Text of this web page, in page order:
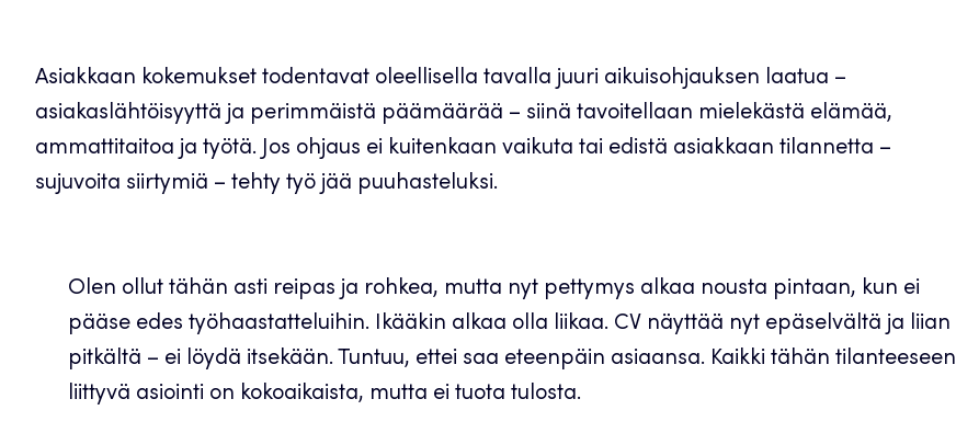
Asiakkaan kokemukset todentavat oleellisella tavalla juuri aikuisohjauksen laatua –
asiakaslähtöisyyttä ja perimmäistä päämäärää – siinä tavoitellaan mielekästä elämää,
ammattitaitoa ja työtä. Jos ohjaus ei kuitenkaan vaikuta tai edistä asiakkaan tilannetta –
sujuvoita siirtymiä – tehty työ jää puuhasteluksi.
Olen ollut tähän asti reipas ja rohkea, mutta nyt pettymys alkaa nousta pintaan, kun ei
pääse edes työhaastatteluihin. Ikääkin alkaa olla liikaa. CV näyttää nyt epäselvältä ja liian
pitkältä – ei löydä itsekään. Tuntuu, ettei saa eteenpäin asiaansa. Kaikki tähän tilanteeseen
liittyvä asiointi on kokoaikaista, mutta ei tuota tulosta.